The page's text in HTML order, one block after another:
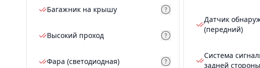
Багажник на крышу
Высокий проход
Фара (светодиодная)
Датчик
(передний)
Система
задней стороны